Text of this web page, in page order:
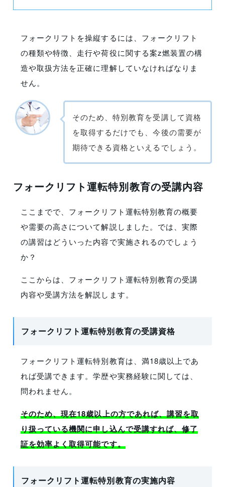
フォークリフトを操縦するには、フォークリフト
の種類や特徴、走行や荷役に関する案z燃装置の構
造や取扱方法を正確に理解していなければなりま
せん。
そのため、特別教育を受講して資格
を取得するだけでも、今後の需要が
期待できる資格といえるでしょう。
フォークリフト運転特別教育の受講内容
ここまでで、フォークリフト運転特別教育の概要
や需要の高さについて解説しました。では、実際
の講習はどういった内容で実施されるのでしょう
か？
ここからは、フォークリフト運転特別教育の受講
内容や受講方法を解説します。
フォークリフト運転特別教育の受講資格
フォークリフト運転特別教育は、満18歳以上であ
れば受講できます。学歴や実務経験に関しては、
問われません。
そのため、現在18歳以上の方であれば、講習を取
り扱っている機関に申し込んで受講すれば、修了
証を効率よく取得可能です。
フォークリフト運転特別教育の実施内容